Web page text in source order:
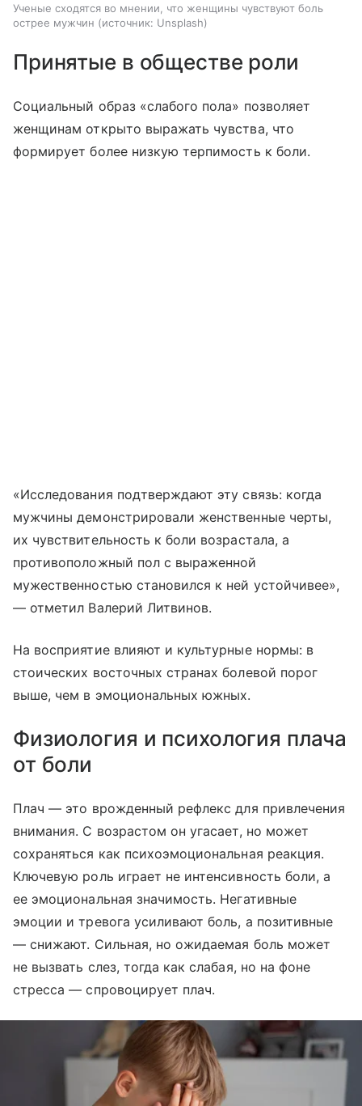
Ученые сходятся во мнении, что женщины чувствуют боль
острее мужчин
источник: Unsplash
Принятые в обществе роли
Социальный образ «слабого пола» позволяет
женщинам открыто выражать чувства, что
формирует более низкую терпимость к боли.
«Исследования подтверждают эту связь: когда
мужчины демонстрировали женственные черты,
их чувствительность к боли возрастала, а
противоположный пол с выраженной
мужественностью становился к ней устойчивее»,
— отметил Валерий Литвинов.
На восприятие влияют и культурные нормы: в
стоических восточных странах болевой порог
выше, чем в эмоциональных южных.
Физиология и психология плача
от боли
Плач — это врожденный рефлекс для привлечения
внимания. С возрастом он угасает, но может
сохраняться как психоэмоциональная реакция.
Ключевую роль играет не интенсивность боли, а
ее эмоциональная значимость. Негативные
эмоции и тревога усиливают боль, а позитивные
— снижают. Сильная, но ожидаемая боль может
не вызвать слез, тогда как слабая, но на фоне
стресса — спровоцирует плач.